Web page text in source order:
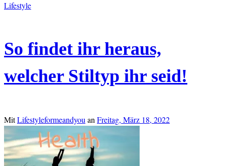
Lifestyle
So findet ihr heraus,
welcher Stiltyp ihr seid!
MitLifestyleformeandyouanFreitag, März 18, 2022